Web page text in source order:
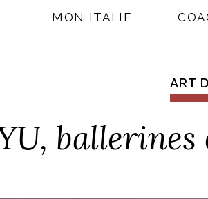
MON ITALIE
ART